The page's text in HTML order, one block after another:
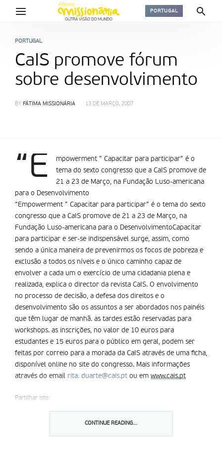
PORTUGAL
PORTUGAL
CaIS promove fórum
sobre desenvolvimento
BY FÁTIMA MISSIONÁRIA 13 DE MARÇO, 2007
“E
mpowerment ” Capacitar para participar” é o
tema do sexto congresso que a CaIS promove de
21 a 23 de Março, na Fundação Luso-americana
para o Desenvolvimento
“Empowerment ” Capacitar para participar” é o tema do sexto
congresso que a CaIS promove de 21 a 23 de Março, na
Fundação Luso-americana para o DesenvolvimentoCapacitar
para participar e ser-se indispensável surge, assim, como
sendo a única maneira de prevenirmos os focos de pobreza e
exclusão a todos os níveis e o único caminho capaz de
envolver a cada um o exercício de uma cidadania plena e
realizada, explica o director da revista CaIS. O envolvimento
no processo de decisão, a defesa dos direitos e o
desenvolvimento são os assuntos a ser abordados nos painéis
que têm lugar de manhã. as tardes estão reservadas para
workshops. as inscrições, no valor de 10 euros para
estudantes e 15 euros para o público em geral, podem ser
feitas por correio para a morada da CaIS através de uma ficha,
disponível online no site do congresso. Mais informações
através do email rita. duarte@cais.pt ou em www.cais.pt
Partilhar isto:
CONTINUE READING...